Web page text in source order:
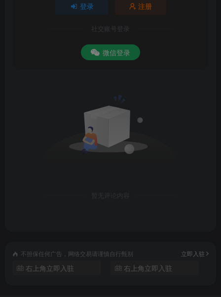
登录 注册
社交账号登录
微信登录
暂无评论内容
不担保任何广告，网络交易请谨慎自行甄别 立即入驻
右上角立即入驻 右上角立即入驻